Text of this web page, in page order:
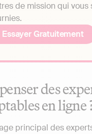
de mission qui vous
Essayer Gratuitement
des
en ligne
principal des